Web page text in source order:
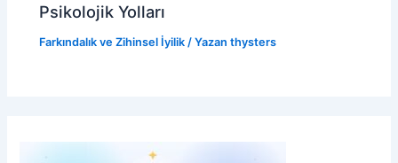
Psikolojik Yolları
Farkındalık ve Zihinsel İyilik / Yazan thysters